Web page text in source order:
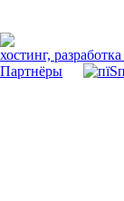
хостинг,
Партнёры